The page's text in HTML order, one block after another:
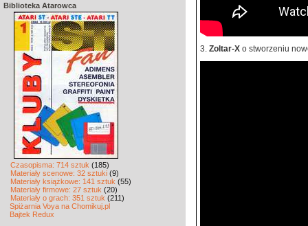
Biblioteka Atarowca
Czasopisma: 714 sztuk (185)
Materiały scenowe: 32 sztuki (9)
Materiały książkowe: 141 sztuk (55)
Materiały firmowe: 27 sztuk (20)
Materiały o grach: 351 sztuk (211)
Spiżarnia Voya na Chomikuj.pl
Bajtek Redux
3. Zoltar-X o stworzeniu